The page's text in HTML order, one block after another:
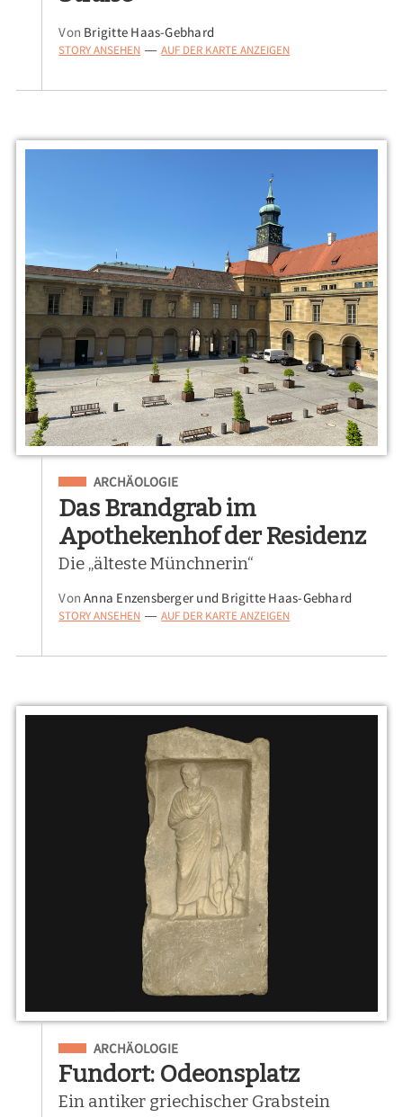
Von Brigitte Haas-Gebhard
STORY ANSEHEN — AUF DER KARTE ANZEIGEN
Eingeordnet unter
ARCHÄOLOGIE
Das Brandgrab im
Apothekenhof der Residenz
Die „älteste Münchnerin“
VonAnna Enzensberger und Brigitte Haas-Gebhard
STORY ANSEHEN — AUF DER KARTE ANZEIGEN
Eingeordnet unter
ARCHÄOLOGIE
Fundort: Odeonsplatz
Ein antiker griechischer Grabstein